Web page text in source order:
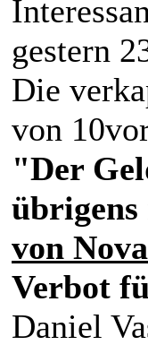
gestern
Die
von
"Der
von
Verbot
Daniel